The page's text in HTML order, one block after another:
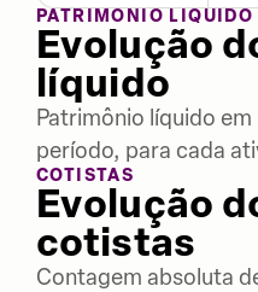
PATRIMÔNIO LÍQUIDO
Evolução
líquido
Patrimônio líquido
período, para cada
COTISTAS
Evolução
cotistas
Contagem absoluta